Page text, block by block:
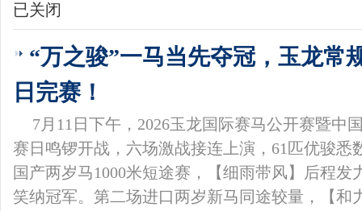
已关闭
“万之骏”一马当先夺冠，玉龙常
日完赛！
7月11日下午，2026玉龙国际赛马公开赛暨中
赛日鸣锣开战，六场激战接连上演，61匹优骏悉
国产两岁马1000米短途赛，【细雨带风】后程
笑纳冠军。第二场进口两岁新马同途较量，【和